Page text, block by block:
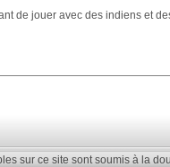
de jouer avec des indiens et
sur ce site sont soumis à la